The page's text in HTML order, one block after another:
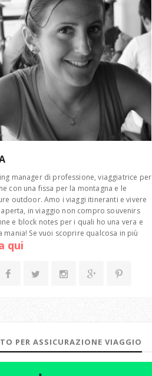
manager di professione, viaggiatrice per
con una fissa per la montagna e le
outdoor. Amo i viaggi itineranti e vivere
in viaggio non compro souvenirs
e block notes per i quali ho una vera e
mania! Se vuoi scoprire qualcosa in più
qui
PER ASSICURAZIONE VIAGGIO